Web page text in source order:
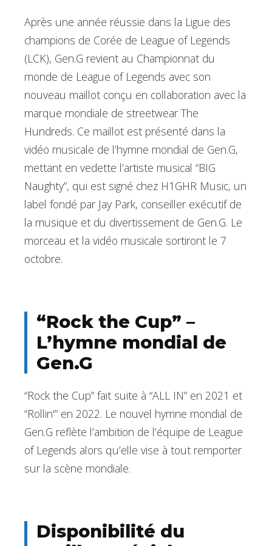
Après une année réussie dans la Ligue des
champions de Corée de League of Legends
(LCK), Gen.G revient au Championnat du
monde de League of Legends avec son
nouveau maillot conçu en collaboration avec la
marque mondiale de streetwear The
Hundreds. Ce maillot est présenté dans la
vidéo musicale de l’hymne mondial de Gen.G,
mettant en vedette l’artiste musical “BIG
Naughty”, qui est signé chez H1GHR Music, un
label fondé par Jay Park, conseiller exécutif de
la musique et du divertissement de Gen.G. Le
morceau et la vidéo musicale sortiront le 7
octobre.
“Rock the Cup” –
L’hymne mondial de
Gen.G
“Rock the Cup” fait suite à “ALL IN” en 2021 et
“Rollin'” en 2022. Le nouvel hymne mondial de
Gen.G reflète l’ambition de l’équipe de League
of Legends alors qu’elle vise à tout remporter
sur la scène mondiale.
Disponibilité du